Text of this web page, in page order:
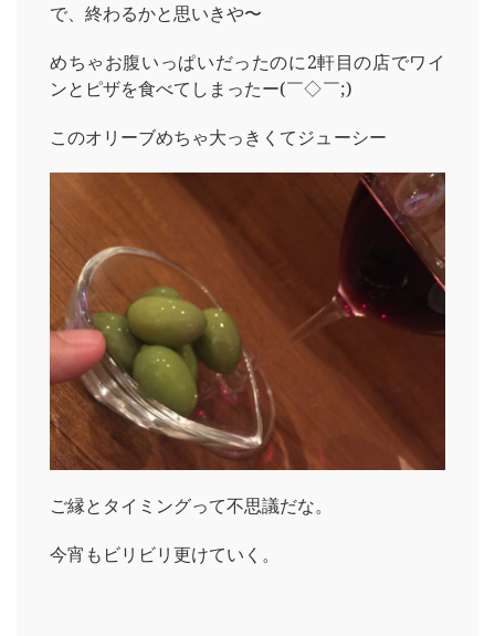
で、終わるかと思いきや〜
めちゃお腹いっぱいだったのに2軒目の店でワイ
ンとピザを食べてしまったー(￣◇￣;)
このオリーブめちゃ大っきくてジューシー
ご縁とタイミングって不思議だな。
今宵もビリビリ更けていく。